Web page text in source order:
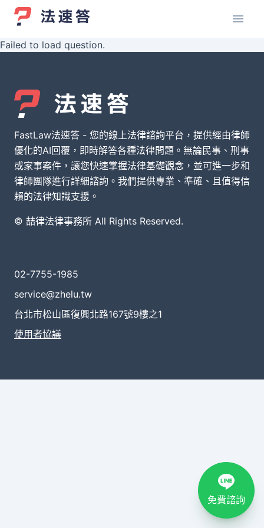
Failed to load question.
FastLaw法速答 - 您的線上法律諮詢平台，提供經由律師
優化的AI回覆，即時解答各種法律問題。無論民事、刑事
或家事案件，讓您快速掌握法律基礎觀念，並可進一步和
律師團隊進行詳細諮詢。我們提供專業、準確、且值得信
賴的法律知識支援。
© 喆律法律事務所 All Rights Reserved.
02-7755-1985
service@zhelu.tw
台北市松山區復興北路167號9樓之1
使用者協議
免費諮詢